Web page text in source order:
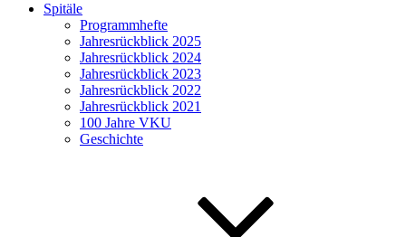
Spitäle
Programmhefte
Jahresrückblick 2025
Jahresrückblick 2024
Jahresrückblick 2023
Jahresrückblick 2022
Jahresrückblick 2021
100 Jahre VKU
Geschichte